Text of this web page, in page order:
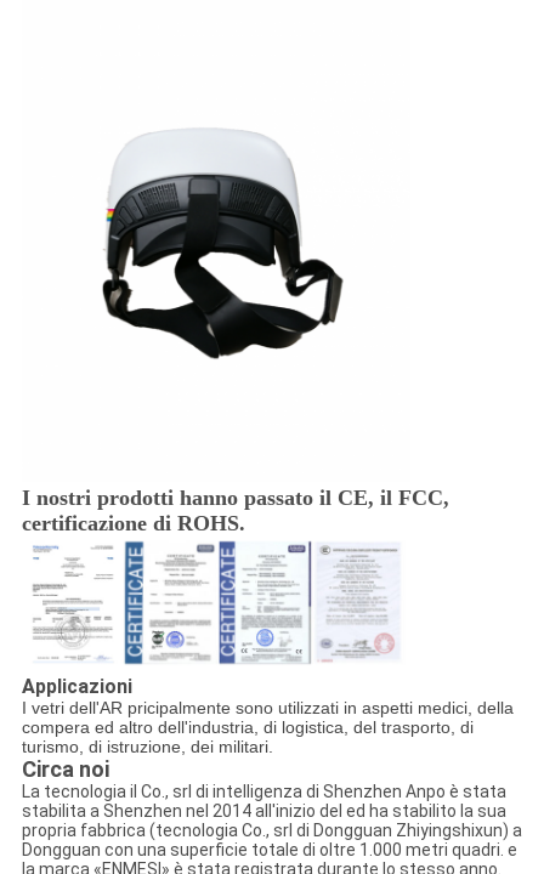
I nostri prodotti hanno passato il CE, il FCC,
certificazione di ROHS.
Applicazioni
I vetri dell'AR pricipalmente sono utilizzati in aspetti medici, della
compera ed altro dell'industria, di logistica, del trasporto, di
turismo, di istruzione, dei militari.
Circa noi
La tecnologia il Co., srl di intelligenza di Shenzhen Anpo è stata
stabilita a Shenzhen nel 2014 all'inizio del ed ha stabilito la sua
propria fabbrica (tecnologia Co., srl di Dongguan Zhiyingshixun) a
Dongguan con una superficie totale di oltre 1.000 metri quadri. e
la marca «ENMESI» è stata registrata durante lo stesso anno.